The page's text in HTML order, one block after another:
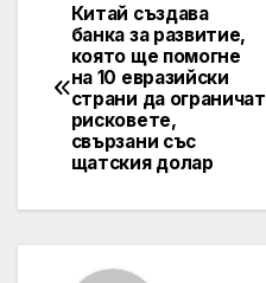
Post
navigation
Китай създава
банка за развитие,
която ще помогне
на 10 евразийски
страни да ограничат
рисковете,
свързани със
щатския долар